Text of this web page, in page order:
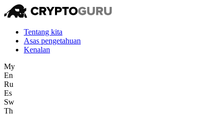
Tentang kita
Asas pengetahuan
Kenalan
My
En
Ru
Es
Sw
Th